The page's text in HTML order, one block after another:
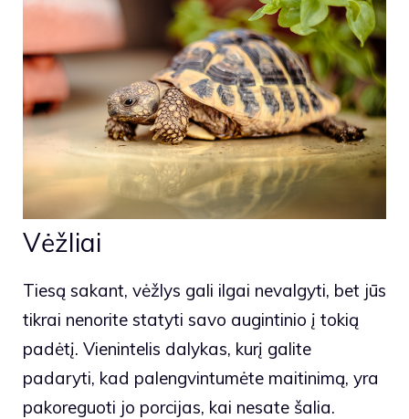
Vėžliai
Tiesą sakant, vėžlys gali ilgai nevalgyti, bet jūs
tikrai nenorite statyti savo augintinio į tokią
padėtį. Vienintelis dalykas, kurį galite
padaryti, kad palengvintumėte maitinimą, yra
pakoreguoti jo porcijas, kai nesate šalia.